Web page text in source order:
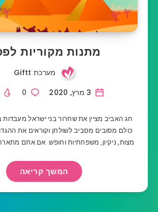
מתנות מקוריות
מערכת Giftt
0
חג האביב מציין את שחרור בני ישראל
כולם מסובים מסביב לשולחן וקוראים את
מצות, ניקיון, משפחתיות וחופש. אם אתם
המשך קריאה